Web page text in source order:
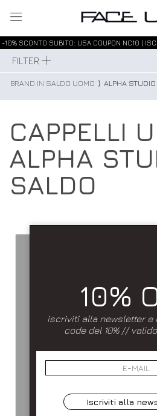
-10% SCONTO SUBITO: USA COUPON NC10 |
FILTER
BRAND IN SALDO UOMO ⟩ ALPHA STUDIO
CAPPELLI
ALPHA
SALDO
10%
iscriviti alla newsletter e
code del 10% //
Iscriviti alla